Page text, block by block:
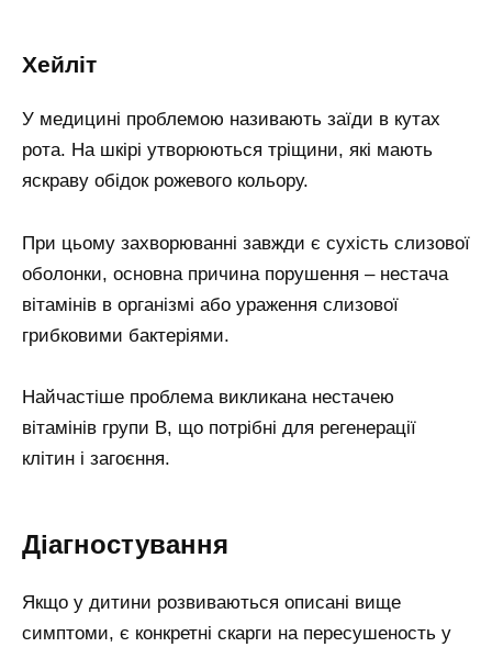
Хейліт
У медицині проблемою називають заїди в кутах
рота. На шкірі утворюються тріщини, які мають
яскраву обідок рожевого кольору.
При цьому захворюванні завжди є сухість слизової
оболонки, основна причина порушення – нестача
вітамінів в організмі або ураження слизової
грибковими бактеріями.
Найчастіше проблема викликана нестачею
вітамінів групи В, що потрібні для регенерації
клітин і загоєння.
Діагностування
Якщо у дитини розвиваються описані вище
симптоми, є конкретні скарги на пересушеность у